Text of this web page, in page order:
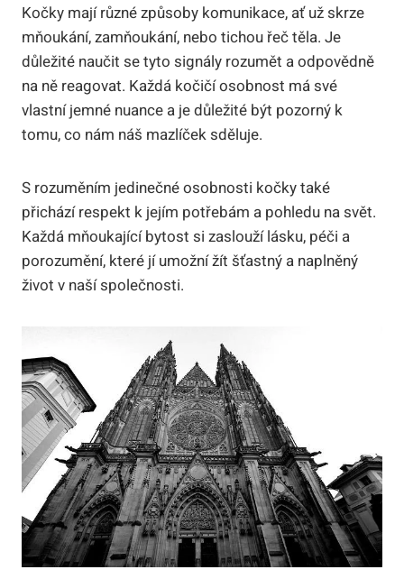
Kočky mají různé způsoby komunikace, ať už skrze
mňoukání, zamňoukání, nebo tichou řeč těla. Je
důležité naučit se tyto signály rozumět a odpovědně
na ně reagovat. Každá kočičí osobnost má své
vlastní jemné nuance a je důležité být pozorný k
tomu, co nám náš mazlíček sděluje.
S rozuměním jedinečné osobnosti kočky také
přichází respekt k jejím potřebám a pohledu na svět.
Každá mňoukající bytost si zaslouží lásku, péči a
porozumění, které jí umožní žít šťastný a naplněný
život v naší společnosti.